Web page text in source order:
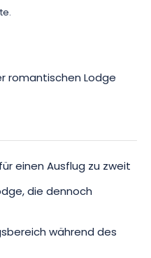
nach einem schönen
in einer natürlichen,
romantischen Lodge
einen Ausflug zu zweit
die dennoch
während des